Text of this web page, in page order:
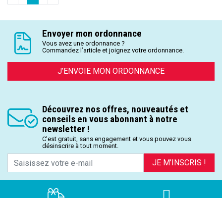
Envoyer mon ordonnance
Vous avez une ordonnance ?
Commandez l’article et joignez votre ordonnance.
J’ENVOIE MON ORDONNANCE
Découvrez nos offres, nouveautés et
conseils en vous abonnant à notre
newsletter !
C’est gratuit, sans engagement et vous pouvez vous
désinscrire à tout moment.
JE M’INSCRIS !